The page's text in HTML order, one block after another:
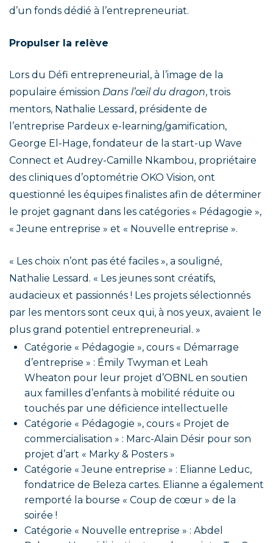
d’un fonds dédié à l’entrepreneuriat.
Propulser la relève
Lors du Défi entrepreneurial, à l’image de la
populaire émission Dans l’œil du dragon, trois
mentors, Nathalie Lessard, présidente de
l’entreprise Pardeux e-learning/gamification,
George El-Hage, fondateur de la start-up Wave
Connect et Audrey-Camille Nkambou, propriétaire
des cliniques d’optométrie OKO Vision, ont
questionné les équipes finalistes afin de déterminer
le projet gagnant dans les catégories « Pédagogie »,
« Jeune entreprise » et « Nouvelle entreprise ».
« Les choix n’ont pas été faciles », a souligné,
Nathalie Lessard. « Les jeunes sont créatifs,
audacieux et passionnés ! Les projets sélectionnés
par les mentors sont ceux qui, à nos yeux, avaient le
plus grand potentiel entrepreneurial. »
Catégorie « Pédagogie », cours « Démarrage
d’entreprise » : Émily Twyman et Leah
Wheaton pour leur projet d’OBNL en soutien
aux familles d’enfants à mobilité réduite ou
touchés par une déficience intellectuelle
Catégorie « Pédagogie », cours « Projet de
commercialisation » : Marc-Alain Désir pour son
projet d’art « Marky & Posters »
Catégorie « Jeune entreprise » : Elianne Leduc,
fondatrice de Beleza cartes. Elianne a également
remporté la bourse « Coup de cœur » de la
soirée !
Catégorie « Nouvelle entreprise » : Abdel